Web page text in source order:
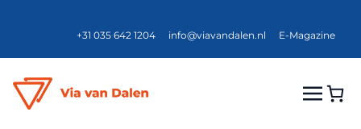
+31 035 642 1204 info@viavandalen.nl E-Magazine